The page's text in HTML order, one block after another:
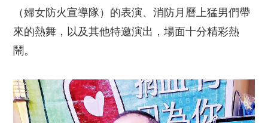
（婦女防火宣導隊）的表演、消防月曆上猛男們帶
來的熱舞，以及其他特邀演出，場面十分精彩熱
鬧。